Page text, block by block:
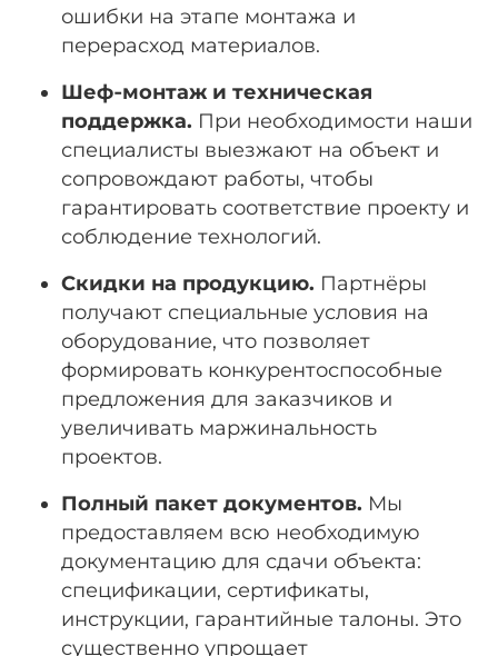
ошибки на этапе монтажа и
перерасход материалов.
Шеф‑монтаж и техническая
поддержка. При необходимости наши
специалисты выезжают на объект и
сопровождают работы, чтобы
гарантировать соответствие проекту и
соблюдение технологий.
Скидки на продукцию. Партнёры
получают специальные условия на
оборудование, что позволяет
формировать конкурентоспособные
предложения для заказчиков и
увеличивать маржинальность
проектов.
Полный пакет документов. Мы
предоставляем всю необходимую
документацию для сдачи объекта:
спецификации, сертификаты,
инструкции, гарантийные талоны. Это
существенно упрощает